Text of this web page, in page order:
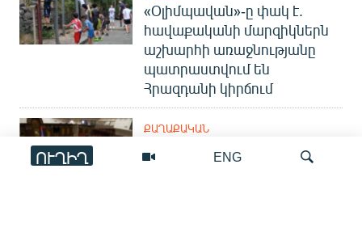
«Ազատության» բոլոր կայքերը
ENG
ՈՒՂԻՂ
«Օլիմպավան»-ը փակ է.
հավաքականի մարզիկներն
աշխարհի առաջնությանը
պատրաստվում են
Հրազդանի կիրճում
ՔԱՂԱՔԱԿԱՆ
ընդդիմադիր թեկնածուի